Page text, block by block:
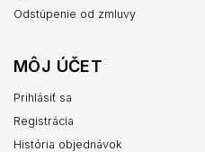
Odstúpenie od zmluvy
MÔJ ÚČET
Prihlásiť sa
Registrácia
História objednávok